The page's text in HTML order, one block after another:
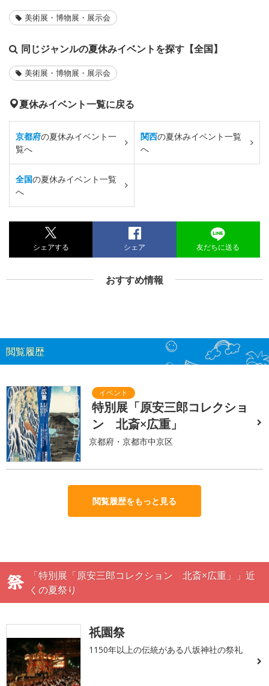
美術展・博物展・展示会
同じジャンルの夏休みイベントを探す【全国】
美術展・博物展・展示会
夏休みイベント一覧に戻る
京都府の夏休みイベント一
覧へ
関西の夏休みイベント一覧
へ
全国の夏休みイベント一覧
へ
シェアする シェア 友だちに送る
おすすめ情報
閲覧履歴
特別展「原安三郎コレクショ
ン 北斎×広重」
京都府・京都市中京区
閲覧履歴をもっと見る
「特別展「原安三郎コレクション 北斎×広重」」近
くの夏祭り
祇園祭
1150年以上の伝統がある八坂神社の祭礼